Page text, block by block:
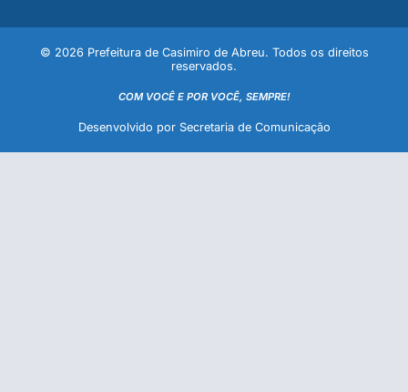
© 2026 Prefeitura de Casimiro de Abreu. Todos os direitos
reservados.
COM VOCÊ E POR VOCÊ, SEMPRE!
Desenvolvido por Secretaria de Comunicação